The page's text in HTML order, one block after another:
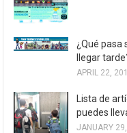
¿Qué pasa
llegar
APRIL 22,
Lista de
puedes
JANUARY